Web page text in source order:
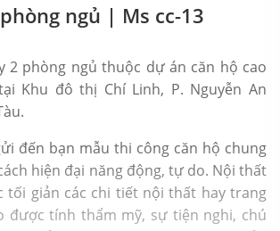
ngủ | Ms cc-13
2 phòng ngủ thuộc dự án căn hộ cao
Khu đô thị Chí Linh, P. Nguyễn An
đến bạn mẫu thi công căn hộ chung
hiện đại năng động, tự do. Nội thất
tối giản các chi tiết nội thất hay trang
được tính thẩm mỹ, sự tiện nghi, chú